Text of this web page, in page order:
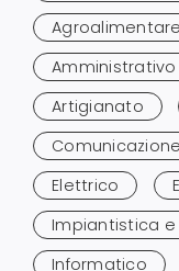
Agroalimentare
Artigianato
Elettrico
Impiantistica
Informatico